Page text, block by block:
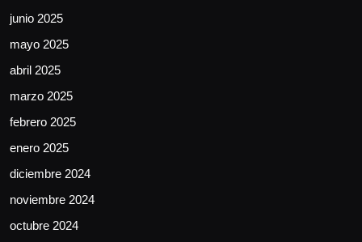
junio 2025
mayo 2025
abril 2025
marzo 2025
febrero 2025
enero 2025
diciembre 2024
noviembre 2024
octubre 2024